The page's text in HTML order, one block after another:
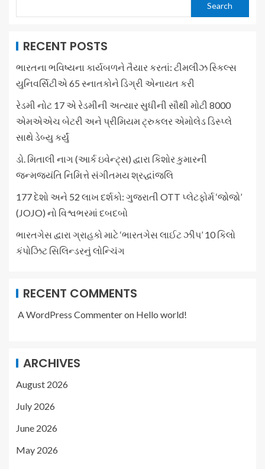
Search
RECENT POSTS
ભારતના ભવિષ્યના કાર્યબળને તૈયાર કરતાં: ટીમલીઝ સ્કિલ્સ
યુનિવર્સિટીએ 65 સ્નાતકોને ડિગ્રી એનાયત કરી
રેડમી નોટ 17 એ રેડમીની અત્યાર સુધીની સૌથી મોટી 8000
એમએએચ બેટરી અને પ્રીમિયમ ટ્રુકલર એમોલેડ ડિસ્પ્લે
સાથે ડેબ્યુ કર્યું
ડો. મિતાલી નાગ (આર્ક ઇવેન્ટ્સ) દ્વારા કિશોર કુમારની
જન્મજયંતિ નિમિત્તે સંગીતમય શ્રદ્ધાંજલિ
177 દેશો અને 52 લાખ દર્શકો: ગુજરાતી OTT પ્લેટફોર્મ ‘જોજો’
(JOJO) નો વિશ્વભરમાં દબદબો
ભારતગેસ દ્વારા ગ્રાહકો માટે ‘ભારતગેસ લાઈટ ઝીપ’ 10 કિલો
કંપોઝિટ સિલિન્ડરનું લોન્ચિંગ
RECENT COMMENTS
A WordPress Commenteron Hello world!
ARCHIVES
August 2026
July 2026
June 2026
May 2026